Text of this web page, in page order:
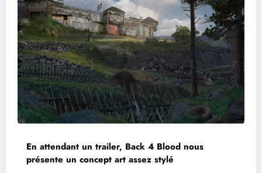
En attendant un trailer, Back 4 Blood nous
présente un concept art assez stylé